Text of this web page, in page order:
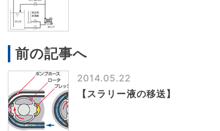
前の記事へ
2014.05.22
【スラリー液の移送】